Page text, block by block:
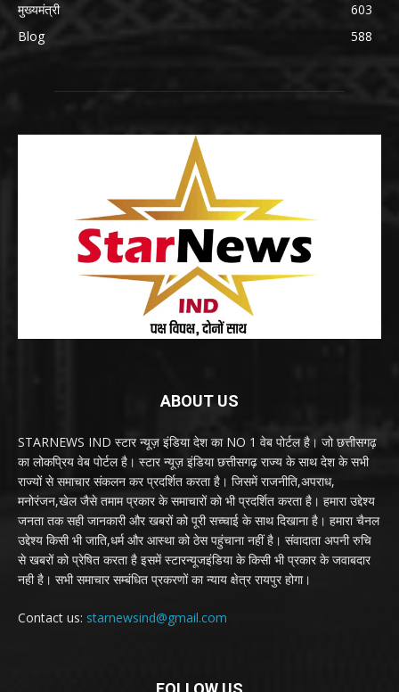
मुख्यमंत्री
603
Blog
588
ABOUT US
STARNEWS IND स्टार न्यूज़ इंडिया देश का NO 1 वेब पोर्टल है। जो छत्तीसगढ़
का लोकप्रिय वेब पोर्टल है। स्टार न्यूज़ इंडिया छत्तीसगढ़ राज्य के साथ देश के सभी
राज्यों से समाचार संकलन कर प्रदर्शित करता है। जिसमें राजनीति,अपराध,
मनोरंजन,खेल जैसे तमाम प्रकार के समाचारों को भी प्रदर्शित करता है। हमारा उद्देश्य
जनता तक सही जानकारी और खबरों को पूरी सच्चाई के साथ दिखाना है। हमारा चैनल
उद्देश्य किसी भी जाति,धर्म और आस्था को ठेस पहुंचाना नहीं है। संवादाता अपनी रुचि
से खबरों को प्रेषित करता है इसमें स्टारन्यूजइंडिया के किसी भी प्रकार के जवाबदार
नही है। सभी समाचार सम्बंधित प्रकरणों का न्याय क्षेत्र रायपुर होगा।
Contact us: starnewsind@gmail.com